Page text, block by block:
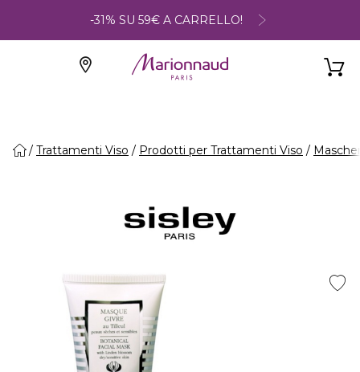
-31% SU 59€ A CARRELLO!
Trattamenti Viso Prodotti per Trattamenti Viso